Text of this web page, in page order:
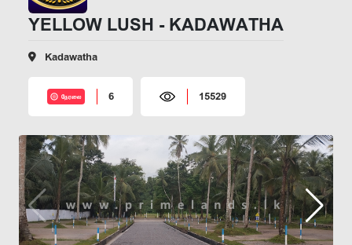
YELLOW LUSH - KADAWATHA
Kadawatha
நேரலை 6 15529